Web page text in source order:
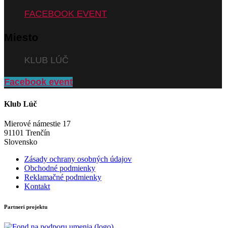
FACEBOOK EVENT
Miesto
KLUB LÚČ
Facebook event
Klub Lúč
Mierové námestie 17
91101 Trenčín
Slovensko
Zásady ochrany osobných údajov
Obchodné podmienky
Reklamačné podmienky
Kontakt
Partneri projektu